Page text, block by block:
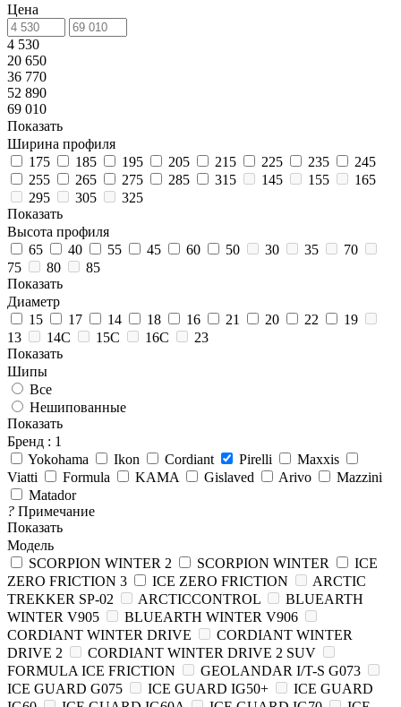
Цена
4 530
20 650
36 770
52 890
69 010
Показать
Ширина профиля
175
185 195 205 215 225 235
245
255
265 275 285 315 145 155
165
295
305
325
Показать
Высота профиля
65
40 55 45 60 50 30 35
70
75
80
85
Показать
Диаметр
15
17 14 18 16 21 20 22
19
13
14C 15C 16C
23
Показать
Шипы
Все
Нешипованные
Показать
Бренд : 1
Yokohama
Ikon Cordiant Pirelli
Maxxis
Viatti
Formula KAMA Gislaved Arivo
Mazzini
Matador
? Примечание
Показать
Модель
SCORPION WINTER 2
SCORPION WINTER
ICE
ZERO FRICTION 3
ICE ZERO FRICTION
ARCTIC
TREKKER SP-02
ARCTICCONTROL
BLUEARTH
WINTER V905
BLUEARTH WINTER V906
CORDIANT WINTER DRIVE
CORDIANT WINTER
DRIVE 2
CORDIANT WINTER DRIVE 2 SUV
FORMULA ICE FRICTION
GEOLANDAR I/T-S G073
ICE GUARD G075
ICE GUARD IG50+
ICE GUARD